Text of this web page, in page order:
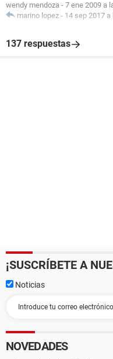
wendy mendoza - 7 ene 2009 a
marino lopez - 14 sep 2017 a
137 respuestas
¡SUSCRÍBETE A
Noticias
NOVEDADES